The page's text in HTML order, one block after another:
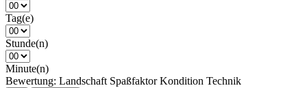
Tag(e)
Stunde(n)
Minute(n)
Bewertung: Landschaft Spaßfaktor Kondition Technik